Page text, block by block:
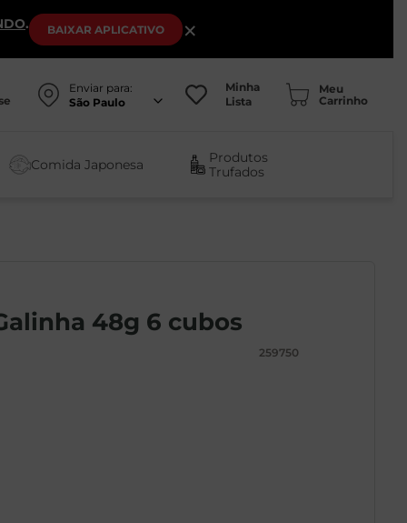
. BAIXAR APLICATIVO ×
Enviar para:
São Paulo
Minha
Lista
Comida Japonesa
Produtos
Trufados
48g 6 cubos
259750